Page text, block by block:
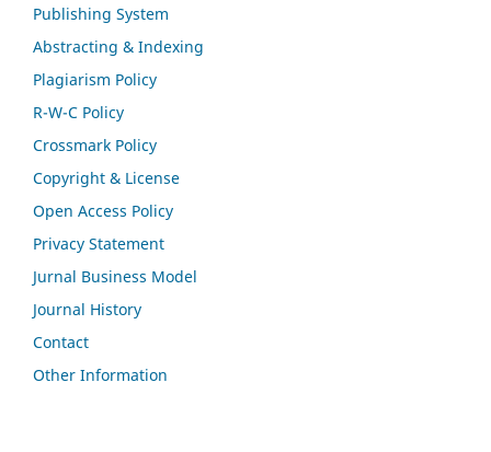
Publishing System
Abstracting & Indexing
Plagiarism Policy
R-W-C Policy
Crossmark Policy
Copyright & License
Open Access Policy
Privacy Statement
Jurnal Business Model
Journal History
Contact
Other Information